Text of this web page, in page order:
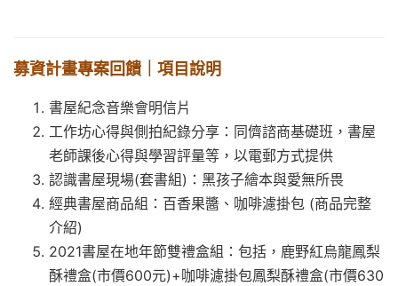
募資計畫專案回饋｜項目說明
書屋紀念音樂會明信片
工作坊心得與側拍紀錄分享：同儕諮商基礎班，書屋
老師課後心得與學習評量等，以電郵方式提供
認識書屋現場(套書組)： 黑孩子繪本與愛無所畏
經典書屋商品組： 百香果醬 、 咖啡濾掛包 (商品完整
介紹)
2021書屋在地年節雙禮盒組：包括， 鹿野紅烏龍鳳梨
酥禮盒(市價600元)+咖啡濾掛包鳳梨酥禮盒(市價630